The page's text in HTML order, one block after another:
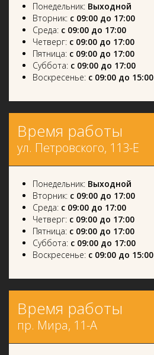
Понедельник: Выходной
Вторник: с 09:00 до 17:00
Среда: с 09:00 до 17:00
Четверг: с 09:00 до 17:00
Пятница: с 09:00 до 17:00
Суббота: с 09:00 до 17:00
Воскресенье: с 09:00 до 15:00
Время работы
ул. Петровского, 113-Е
Понедельник: Выходной
Вторник: с 09:00 до 17:00
Среда: с 09:00 до 17:00
Четверг: с 09:00 до 17:00
Пятница: с 09:00 до 17:00
Суббота: с 09:00 до 17:00
Воскресенье: с 09:00 до 15:00
Время работы
пр. Мира, 11-А